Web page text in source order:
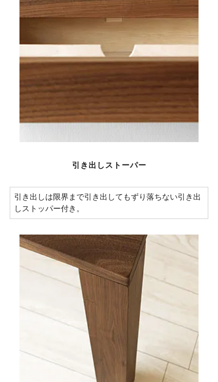
引き出しストーパー
引き出しは限界まで引き出してもずり落ちない引き出
しストッパー付き。